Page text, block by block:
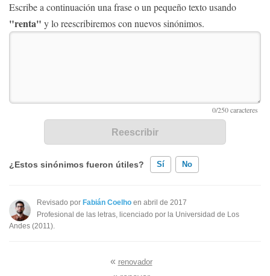
Escribe a continuación una frase o un pequeño texto usando
"renta" y lo reescribiremos con nuevos sinónimos.
¿Estos sinónimos fueron útiles? Sí No
Existen sinónimos incorrectos
Ninguno de los sinónimos presentados me ayudó
Revisado por Fabián Coelho en abril de 2017
Profesional de las letras, licenciado por la Universidad de Los
Andes (2011).
« renovador